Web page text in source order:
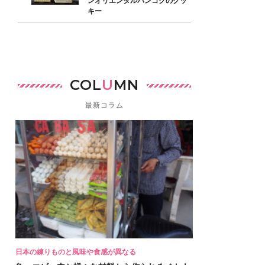
キー
COLUMN
最新コラム
日本の練りものと風味や食感が異なる